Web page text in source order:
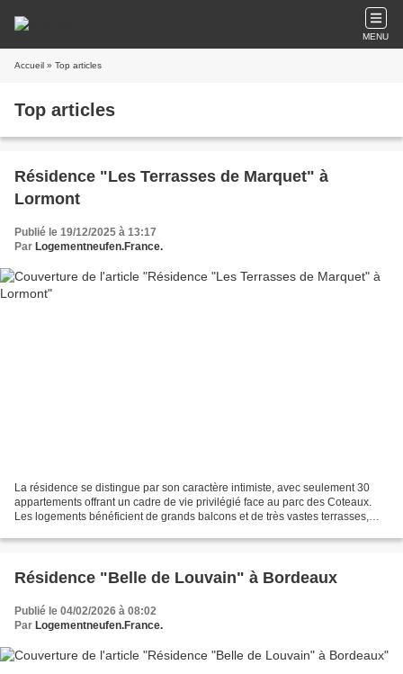
MENU
Accueil » Top articles
Top articles
Résidence "Les Terrasses de Marquet" à
Lormont
Publié le 19/12/2025 à 13:17
Par Logementneufen.France.
La résidence se distingue par son caractère intimiste, avec seulement 30
appartements offrant un cadre de vie privilégié face au parc des Coteaux.
Les logements bénéficient de grands balcons et de très vastes terrasses,
Résidence "Belle de Louvain" à Bordeaux
Publié le 04/02/2026 à 08:02
Par Logementneufen.France.